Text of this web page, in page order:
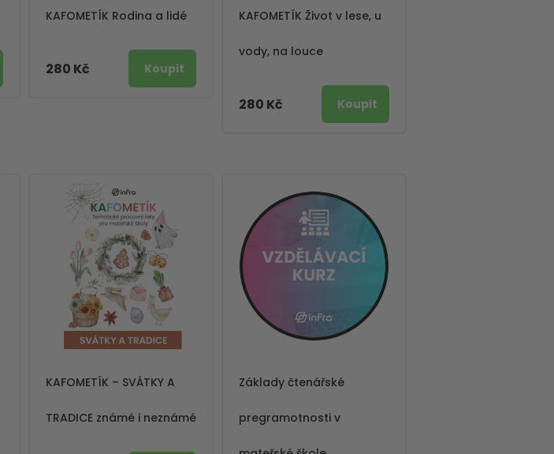
KAFOMETÍK Rodina a lidé
280 Kč
KAFOMETÍK Život v lese, u
vody, na louce
280 Kč
KAFOMETÍK – SVÁTKY A
TRADICE známé i neznámé
Základy čtenářské
pregramotnosti v